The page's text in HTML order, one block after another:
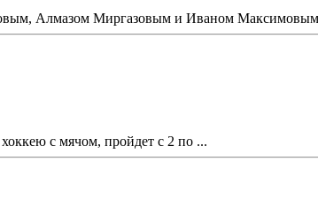
Алмазом Миргазовым и Иваном Максимовым
с мячом, пройдет с 2 по ...